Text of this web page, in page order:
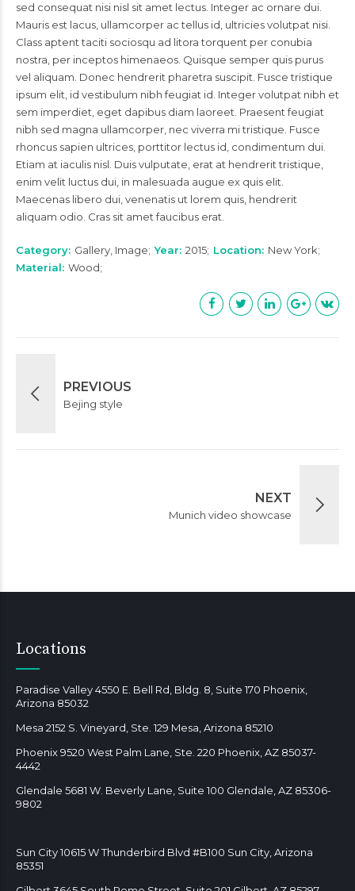
sed consequat nisi nisl sit amet lectus. Integer ac ornare dui.
Mauris est lacus, ullamcorper ac tellus id, ultricies volutpat nisi.
Class aptent taciti sociosqu ad litora torquent per conubia
nostra, per inceptos himenaeos. Quisque semper quis purus
vel aliquam. Donec hendrerit pharetra suscipit. Fusce tristique
ipsum elit, id vestibulum nibh feugiat id. Integer volutpat nibh et
sem imperdiet, eget dapibus diam laoreet. Praesent feugiat
nibh sed magna ullamcorper, nec viverra mi tristique. Fusce
rhoncus sapien ultrices, porttitor lectus id, condimentum dui.
Etiam at iaculis nisl. Duis vulputate, erat at hendrerit tristique,
enim velit luctus dui, in malesuada augue ex quis elit.
Maecenas libero dui, venenatis ut lorem quis, hendrerit
aliquam odio. Cras sit amet faucibus erat.
Category Gallery, Image Year 2015 Location
New York
Material Wood
PREVIOUS
Bejing style
NEXT
Munich video showcase
Locations
Paradise Valley 4550 E. Bell Rd, Bldg. 8, Suite 170 Phoenix,
Arizona 85032
Mesa 2152 S. Vineyard, Ste. 129 Mesa, Arizona 85210
Phoenix 9520 West Palm Lane, Ste. 220 Phoenix, AZ 85037-
4442
Glendale 5681 W. Beverly Lane, Suite 100 Glendale, AZ 85306-
9802
Sun City 10615 W Thunderbird Blvd #B100 Sun City, Arizona
85351